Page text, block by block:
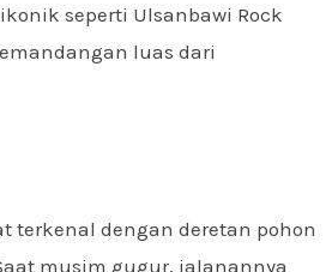
seperti Ulsanbawi Rock
luas dari
terkenal dengan deretan pohon
musim gugur, jalanannya